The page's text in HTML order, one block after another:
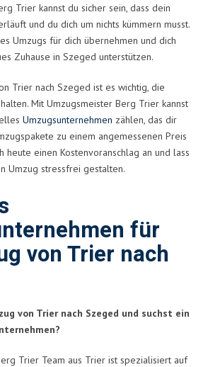
Trier kannst du sicher sein, dass dein
und du dich um nichts kümmern musst.
Umzugs für dich übernehmen und dich
Zuhause in Szeged unterstützen.
Trier nach Szeged ist es wichtig, die
Mit Umzugsmeister Berg Trier kannst
Umzugsunternehmen zählen, das dir
zu einem angemessenen Preis
heute einen Kostenvoranschlag an und lass
Umzug stressfrei gestalten.
für
von Trier nach
von Trier nach Szeged und suchst ein
Trier Team aus Trier ist spezialisiert auf